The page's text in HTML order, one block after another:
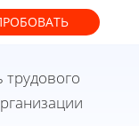
трудового